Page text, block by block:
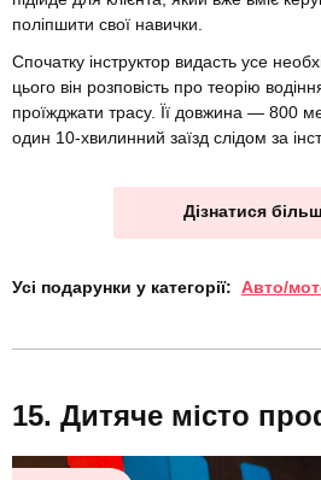
поліпшити свої навички.
Спочатку інструктор видасть усе
цього він розповість про теорію
проїжджати трасу. Її довжина — 800
один 10-хвилинний заїзд слідом за
Дізнатися
Усі подарунки у категорії: Авто/
Дитяче місто